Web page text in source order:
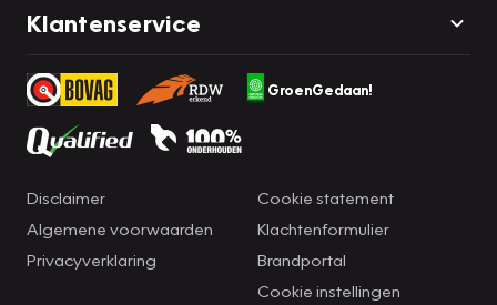
Klantenservice
GroenGedaan!
Disclaimer
Algemene voorwaarden
Privacyverklaring
Cookie statement
Klachtenformulier
Brandportal
Cookie instellingen